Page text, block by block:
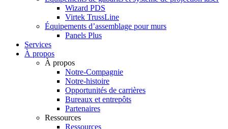
Wizard PDS
Virtek TrussLine
Équipements d’assemblage pour murs
Panels Plus
Services
À propos
À propos
Notre-Compagnie
Notre-histoire
Opportunités de carrières
Bureaux et entrepôts
Partenaires
Ressources
Ressources